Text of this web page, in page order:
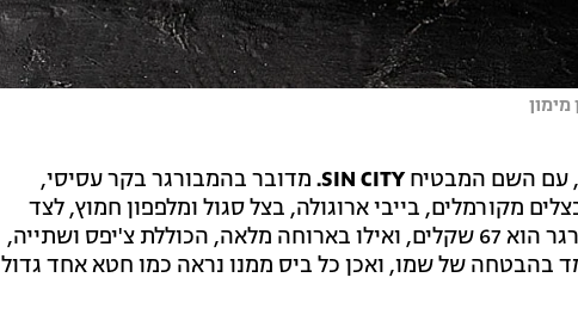
עם השם המבטיחSIN CITY. מדובר בהמבורגר בקר עסיסי,
מקורמלים, בייבי ארוגולה, בצל סגול ומלפפון חמוץ, לצד
רוטב מוזס ואיולי עשבי תיבול. מחיר ההמבורגר הוא 67 שקלים, ואילו בארוחה מלאה, הכוללת צ'יפס ושתייה,
עומד בהבטחה של שמו, ואכן כל ביס ממנו נראה כמו חטא אחד גדול